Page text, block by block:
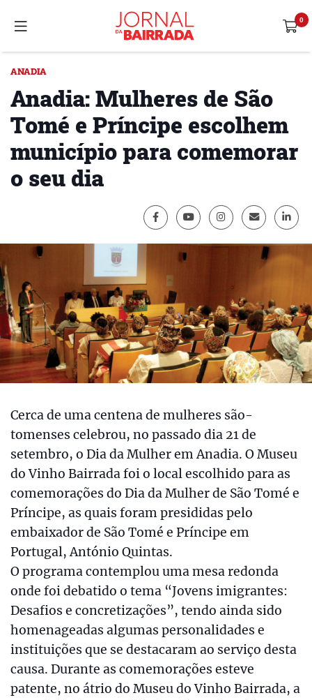
ANADIA
Anadia: Mulheres de São
Tomé e Príncipe escolhem
município para comemorar
o seu dia
Cerca de uma centena de mulheres são-
tomenses celebrou, no passado dia 21 de
setembro, o Dia da Mulher em Anadia. O Museu
do Vinho Bairrada foi o local escolhido para as
comemorações do Dia da Mulher de São Tomé e
Príncipe, as quais foram presididas pelo
embaixador de São Tomé e Príncipe em
Portugal, António Quintas.
O programa contemplou uma mesa redonda
onde foi debatido o tema “Jovens imigrantes:
Desafios e concretizações”, tendo ainda sido
homenageadas algumas personalidades e
instituições que se destacaram ao serviço desta
causa. Durante as comemorações esteve
patente, no átrio do Museu do Vinho Bairrada, a